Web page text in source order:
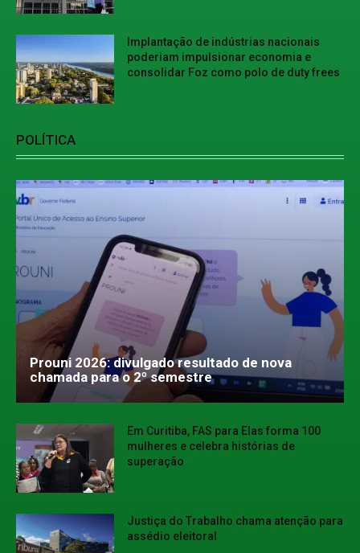
Implantação de indústrias nacionais
poderiam impulsionar economia e
consolidar Foz como polo de duty frees
POLÍTICA
Prouni 2026: divulgado resultado de nova
chamada para o 2º semestre
Em Curitiba, FAS para Elas forma 100
mulheres e celebra histórias de
superação
Justiça do Trabalho chama atenção para
assédio eleitoral